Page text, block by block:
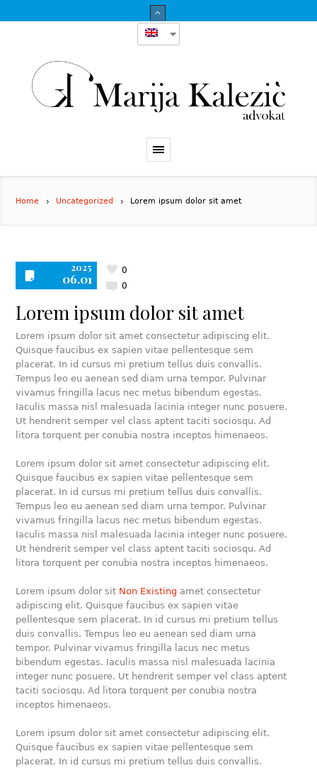
Home Uncategorized Lorem ipsum dolor sit amet
2025
06.01 0
0
Lorem ipsum dolor sit amet
Lorem ipsum dolor sit amet consectetur adipiscing elit.
Quisque faucibus ex sapien vitae pellentesque sem
placerat. In id cursus mi pretium tellus duis convallis.
Tempus leo eu aenean sed diam urna tempor. Pulvinar
vivamus fringilla lacus nec metus bibendum egestas.
Iaculis massa nisl malesuada lacinia integer nunc posuere.
Ut hendrerit semper vel class aptent taciti sociosqu. Ad
litora torquent per conubia nostra inceptos himenaeos.
Lorem ipsum dolor sit amet consectetur adipiscing elit.
Quisque faucibus ex sapien vitae pellentesque sem
placerat. In id cursus mi pretium tellus duis convallis.
Tempus leo eu aenean sed diam urna tempor. Pulvinar
vivamus fringilla lacus nec metus bibendum egestas.
Iaculis massa nisl malesuada lacinia integer nunc posuere.
Ut hendrerit semper vel class aptent taciti sociosqu. Ad
litora torquent per conubia nostra inceptos himenaeos.
Lorem ipsum dolor sit Non Existing amet consectetur
adipiscing elit. Quisque faucibus ex sapien vitae
pellentesque sem placerat. In id cursus mi pretium tellus
duis convallis. Tempus leo eu aenean sed diam urna
tempor. Pulvinar vivamus fringilla lacus nec metus
bibendum egestas. Iaculis massa nisl malesuada lacinia
integer nunc posuere. Ut hendrerit semper vel class aptent
taciti sociosqu. Ad litora torquent per conubia nostra
inceptos himenaeos.
Lorem ipsum dolor sit amet consectetur adipiscing elit.
Quisque faucibus ex sapien vitae pellentesque sem
placerat. In id cursus mi pretium tellus duis convallis.